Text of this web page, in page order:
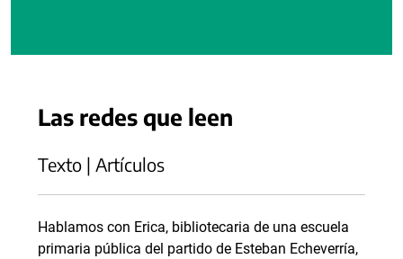
Las redes que leen
Texto | Artículos
Hablamos con Erica, bibliotecaria de una escuela
primaria pública del partido de Esteban Echeverría,